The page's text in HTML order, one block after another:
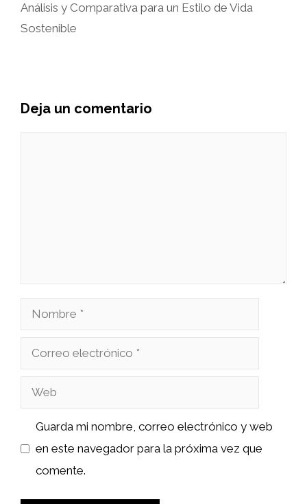
Análisis y Comparativa para un Estilo de Vida
Sostenible
Deja un comentario
Nombre
Correo
Web
Guarda mi nombre, correo electrónico y web
en este navegador para la próxima vez que
comente.